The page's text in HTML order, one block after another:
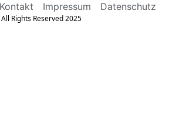
Kontakt Impressum Datenschutz
Rights Reserved 2025